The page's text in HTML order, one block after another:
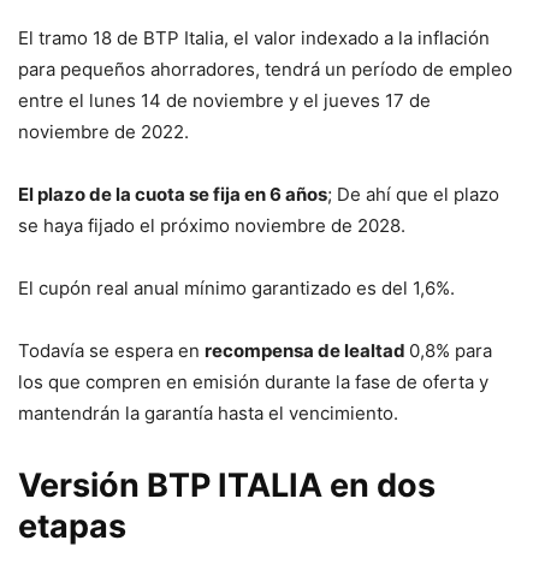
El tramo 18 de BTP Italia, el valor indexado a la inflación
para pequeños ahorradores, tendrá un período de empleo
entre el lunes 14 de noviembre y el jueves 17 de
noviembre de 2022.
El plazo de la cuota se fija en 6 años; De ahí que el plazo
se haya fijado el próximo noviembre de 2028.
El cupón real anual mínimo garantizado es del 1,6%.
Todavía se espera en recompensa de lealtad 0,8% para
los que compren en emisión durante la fase de oferta y
mantendrán la garantía hasta el vencimiento.
Versión BTP ITALIA en dos
etapas